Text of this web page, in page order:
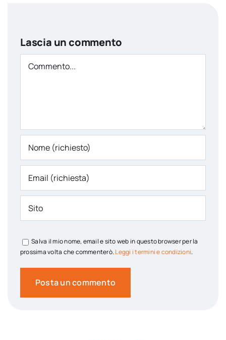
Lascia un commento
Comment
Salva il mio nome, email e sito web in questo browser per la
prossima volta che commenterò. Leggi i termini e condizioni.